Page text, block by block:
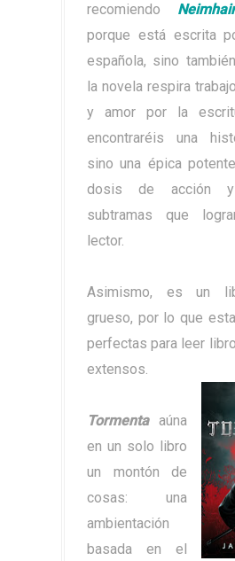
recomiendo
porque está escrita
española, sino
la novela respira
y amor por la
encontraréis una
sino una épica
dosis de acción y
subtramas que
lector.
Asimismo, es un
grueso, por lo que
perfectas para leer
extensos.
Tormentaaúna
en un solo libro
un montón de
cosas: una
ambientación
basada en el